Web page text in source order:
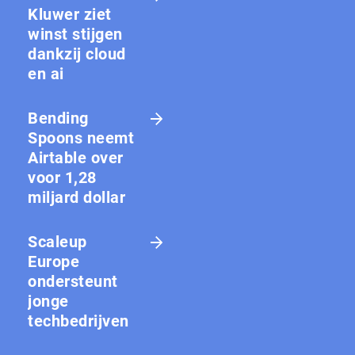
Kluwer ziet
winst stijgen
dankzij cloud
en ai
Bending
Spoons neemt
Airtable over
voor 1,28
miljard dollar
Scaleup
Europe
ondersteunt
jonge
techbedrijven